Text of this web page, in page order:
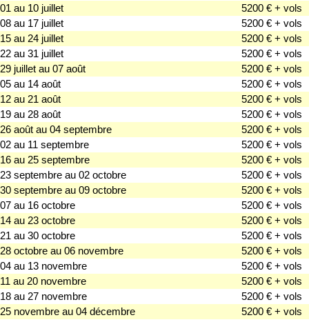
01 au 10 juillet
5200 € + vols
08 au 17 juillet
5200 € + vols
15 au 24 juillet
5200 € + vols
22 au 31 juillet
5200 € + vols
29 juillet au 07 août
5200 € + vols
05 au 14 août
5200 € + vols
12 au 21 août
5200 € + vols
19 au 28 août
5200 € + vols
26 août au 04 septembre
5200 € + vols
02 au 11 septembre
5200 € + vols
16 au 25 septembre
5200 € + vols
23 septembre au 02 octobre
5200 € + vols
30 septembre au 09 octobre
5200 € + vols
07 au 16 octobre
5200 € + vols
14 au 23 octobre
5200 € + vols
21 au 30 octobre
5200 € + vols
28 octobre au 06 novembre
5200 € + vols
04 au 13 novembre
5200 € + vols
11 au 20 novembre
5200 € + vols
18 au 27 novembre
5200 € + vols
25 novembre au 04 décembre
5200 € + vols